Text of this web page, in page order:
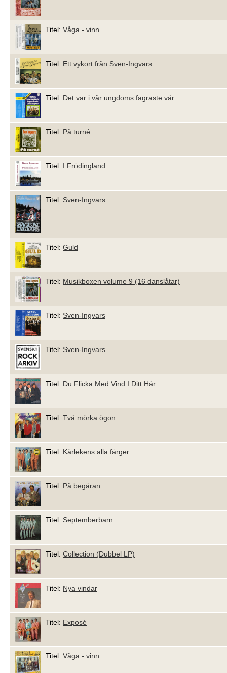
Titel: Våga - vinn
Titel: Ett vykort från Sven-Ingvars
Titel: Det var i vår ungdoms fagraste vår
Titel: På turné
Titel: I Frödingland
Titel: Sven-Ingvars
Titel: Guld
Titel: Musikboxen volume 9 (16 danslåtar)
Titel: Sven-Ingvars
Titel: Sven-Ingvars
Titel: Du Flicka Med Vind I Ditt Hår
Titel: Två mörka ögon
Titel: Kärlekens alla färger
Titel: På begäran
Titel: Septemberbarn
Titel: Collection (Dubbel LP)
Titel: Nya vindar
Titel: Exposé
Titel: Våga - vinn